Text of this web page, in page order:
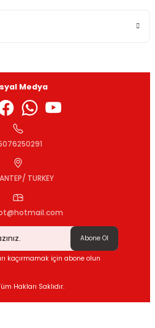
Gönder
Medya
TURKEY
Abone Ol
kaçırmamak için abone olun
Hakları Saklıdır.